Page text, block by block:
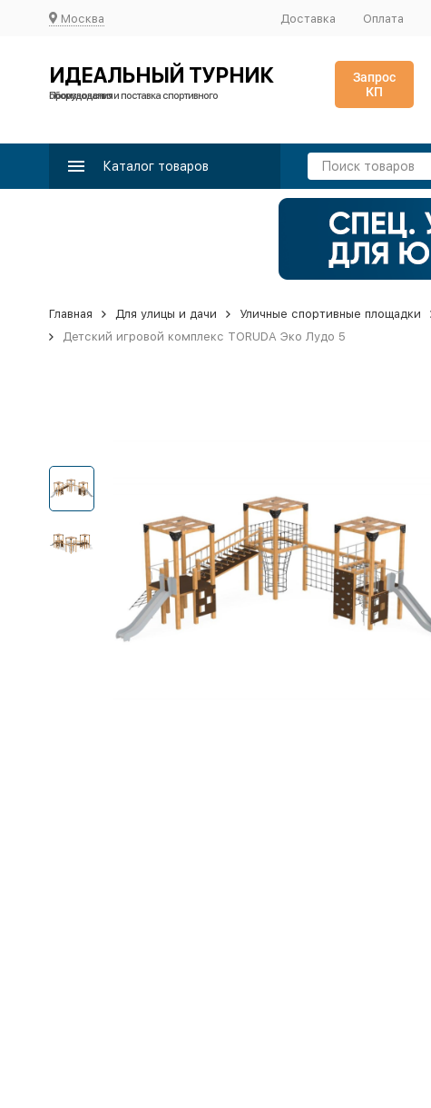
Москва Доставка Оплата
ИДЕАЛЬНЫЙ ТУРНИК
Производство и поставка спортивного оборудования
Запрос
КП
Каталог товаров
Главная Для улицы и дачи Уличные спортивные площадки
Детский игровой комплекс TORUDA Эко Лудо 5